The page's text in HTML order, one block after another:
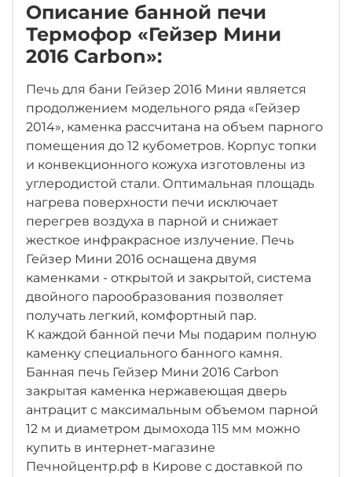
Описание банной печи
Термофор «Гейзер Мини
2016 Carbon»:
Печь для бани Гейзер 2016 Мини является
продолжением модельного ряда «Гейзер
2014», каменка рассчитана на объем парного
помещения до 12 кубометров. Корпус топки
и конвекционного кожуха изготовлены из
углеродистой стали. Оптимальная площадь
нагрева поверхности печи исключает
перегрев воздуха в парной и снижает
жесткое инфракрасное излучение. Печь
Гейзер Мини 2016 оснащена двумя
каменками - открытой и закрытой, система
двойного парообразования позволяет
получать легкий, комфортный пар.
К каждой банной печи Мы подарим полную
каменку специального банного камня.
Банная печь Гейзер Мини 2016 Carbon
закрытая каменка нержавеющая дверь
антрацит с максимальным объемом парной
12 м и диаметром дымохода 115 мм можно
купить в интернет-магазине
Печнойцентр.рф в Кирове с доставкой по